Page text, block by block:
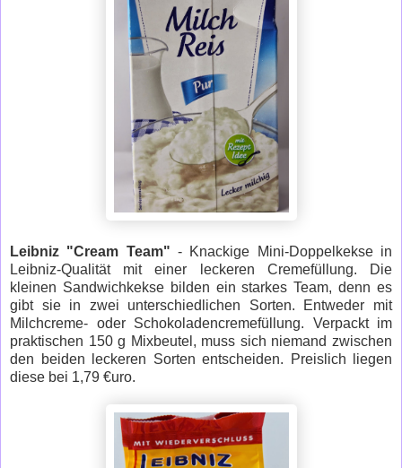
Leibniz "Cream Team" - Knackige Mini-Doppelkekse in
Leibniz-Qualität mit einer leckeren Cremefüllung. Die
kleinen Sandwichkekse bilden ein starkes Team, denn es
gibt sie in zwei unterschiedlichen Sorten. Entweder mit
Milchcreme- oder Schokoladencremefüllung. Verpackt im
praktischen 150 g Mixbeutel, muss sich niemand zwischen
den beiden leckeren Sorten entscheiden. Preislich liegen
diese bei 1,79 €uro.